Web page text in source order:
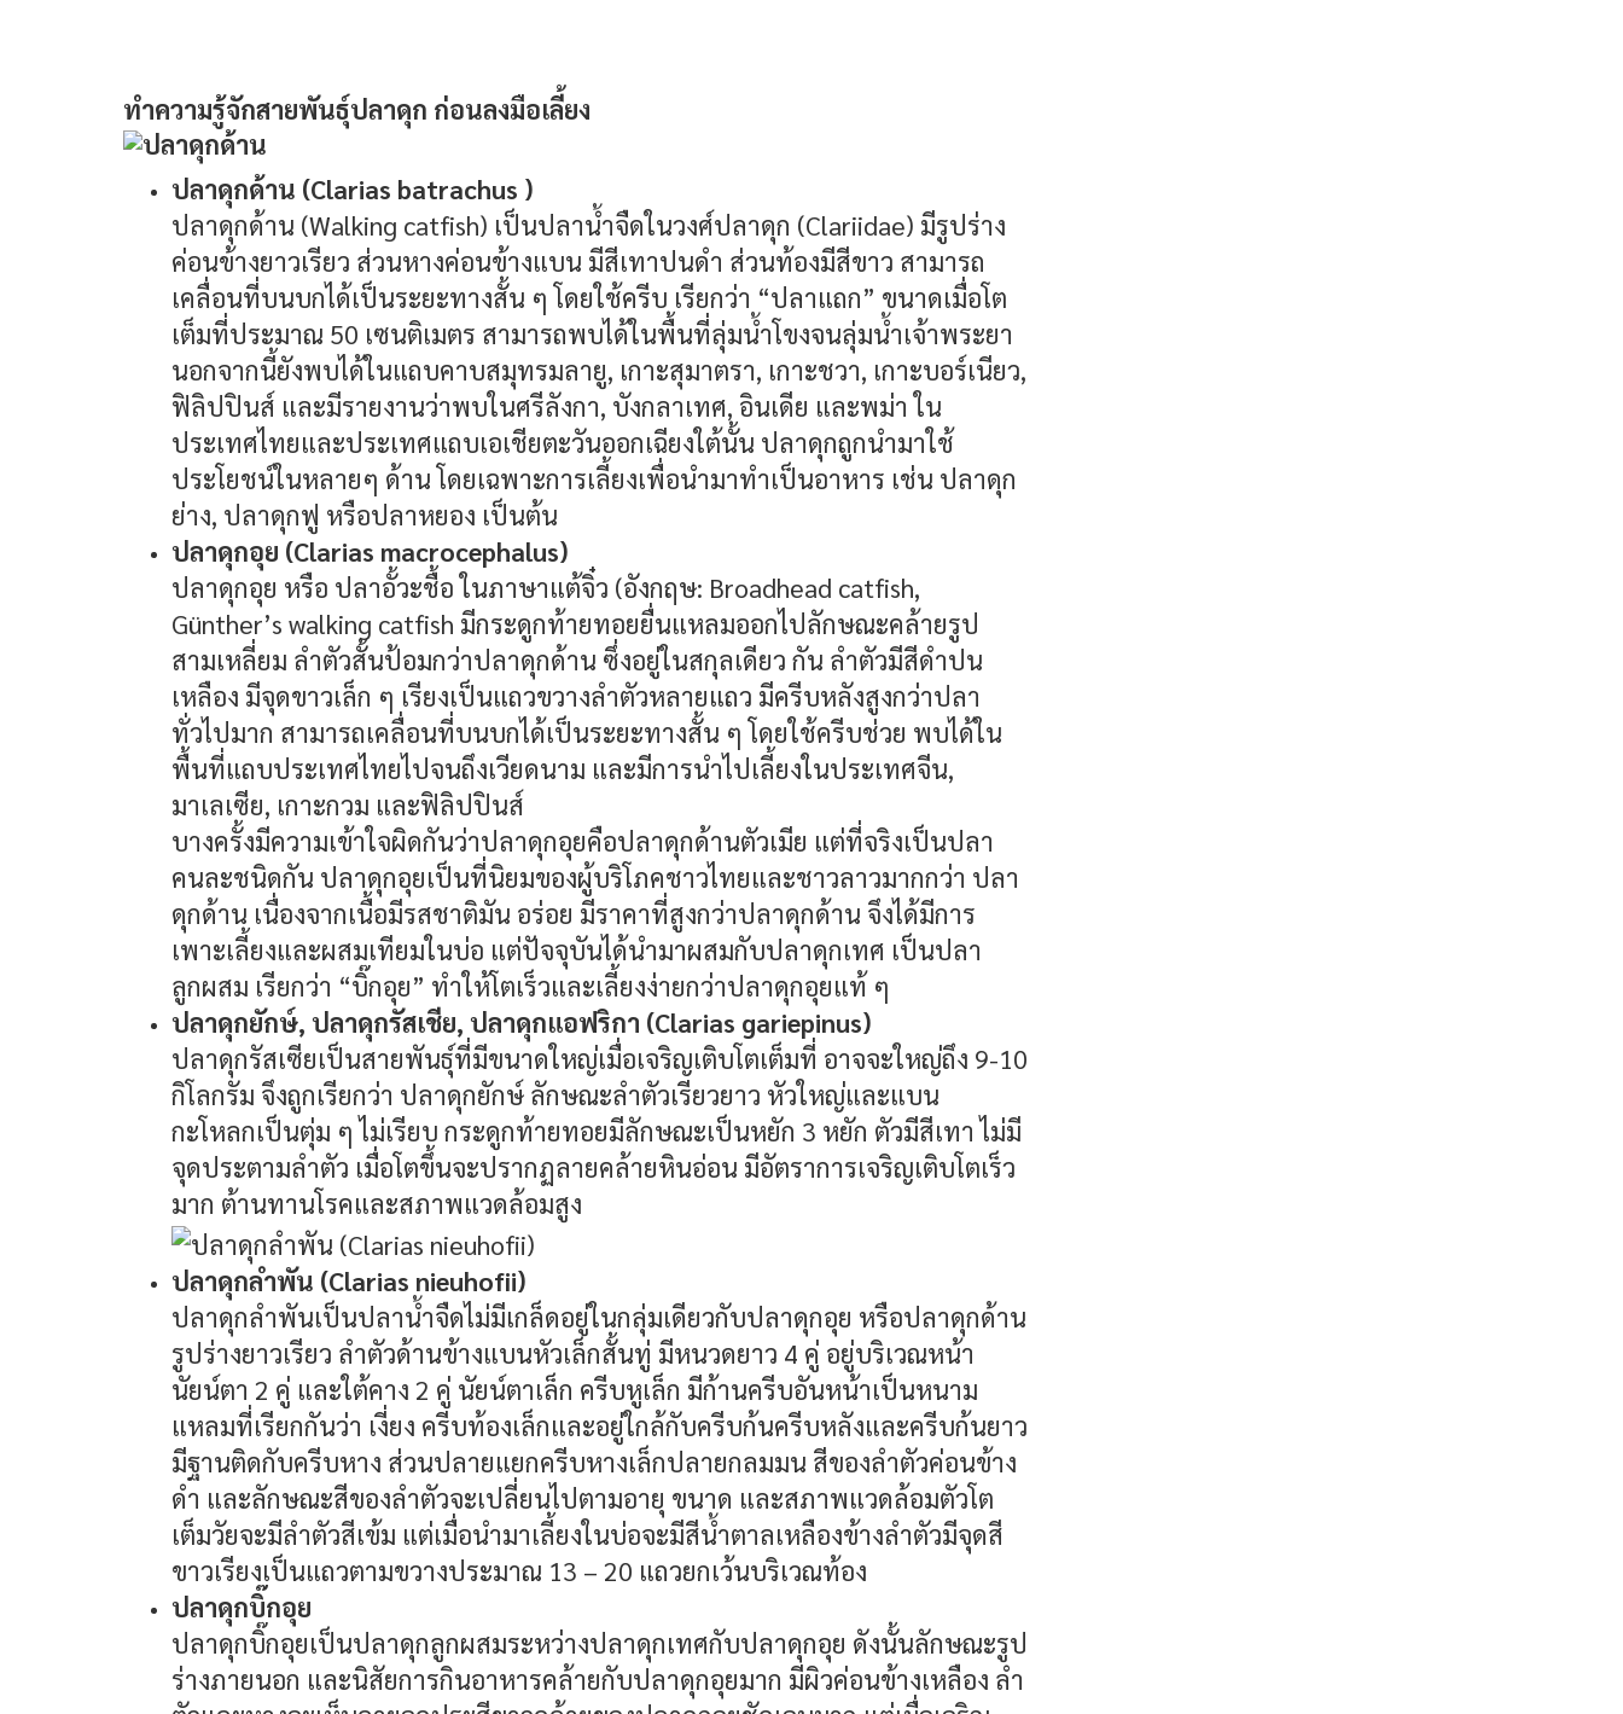
ทำความรู้จักสายพันธุ์ปลาดุก ก่อนลงมือเลี้ยง
ปลาดุกด้าน (Clarias batrachus )
ปลาดุกด้าน (Walking catfish) เป็นปลาน้ำจืดในวงศ์ปลาดุก (Clariidae) มีรูปร่าง
ค่อนข้างยาวเรียว ส่วนหางค่อนข้างแบน มีสีเทาปนดำ ส่วนท้องมีสีขาว สามารถ
เคลื่อนที่บนบกได้เป็นระยะทางสั้น ๆ โดยใช้ครีบ เรียกว่า “ปลาแถก” ขนาดเมื่อโต
เต็มที่ประมาณ 50 เซนติเมตร สามารถพบได้ในพื้นที่ลุ่มน้ำโขงจนลุ่มน้ำเจ้าพระยา
นอกจากนี้ยังพบได้ในแถบคาบสมุทรมลายู, เกาะสุมาตรา, เกาะชวา, เกาะบอร์เนียว,
ฟิลิปปินส์ และมีรายงานว่าพบในศรีลังกา, บังกลาเทศ, อินเดีย และพม่า ใน
ประเทศไทยและประเทศแถบเอเชียตะวันออกเฉียงใต้นั้น ปลาดุกถูกนำมาใช้
ประโยชน์ในหลายๆ ด้าน โดยเฉพาะการเลี้ยงเพื่อนำมาทำเป็นอาหาร เช่น ปลาดุก
ย่าง, ปลาดุกฟู หรือปลาหยอง เป็นต้น
ปลาดุกอุย (Clarias macrocephalus)
ปลาดุกอุย หรือ ปลาอั้วะชื้อ ในภาษาแต้จิ๋ว (อังกฤษ: Broadhead catfish,
Günther’s walking catfish มีกระดูกท้ายทอยยื่นแหลมออกไปลักษณะคล้ายรูป
สามเหลี่ยม ลำตัวสั้นป้อมกว่าปลาดุกด้าน ซึ่งอยู่ในสกุลเดียว กัน ลำตัวมีสีดำปน
เหลือง มีจุดขาวเล็ก ๆ เรียงเป็นแถวขวางลำตัวหลายแถว มีครีบหลังสูงกว่าปลา
ทั่วไปมาก สามารถเคลื่อนที่บนบกได้เป็นระยะทางสั้น ๆ โดยใช้ครีบช่วย พบได้ใน
พื้นที่แถบประเทศไทยไปจนถึงเวียดนาม และมีการนำไปเลี้ยงในประเทศจีน,
มาเลเซีย, เกาะกวม และฟิลิปปินส์
บางครั้งมีความเข้าใจผิดกันว่าปลาดุกอุยคือปลาดุกด้านตัวเมีย แต่ที่จริงเป็นปลา
คนละชนิดกัน ปลาดุกอุยเป็นที่นิยมของผู้บริโภคชาวไทยและชาวลาวมากกว่า ปลา
ดุกด้าน เนื่องจากเนื้อมีรสชาติมัน อร่อย มีราคาที่สูงกว่าปลาดุกด้าน จึงได้มีการ
เพาะเลี้ยงและผสมเทียมในบ่อ แต่ปัจจุบันได้นำมาผสมกับปลาดุกเทศ เป็นปลา
ลูกผสม เรียกว่า “บิ๊กอุย” ทำให้โตเร็วและเลี้ยงง่ายกว่าปลาดุกอุยแท้ ๆ
ปลาดุกยักษ์, ปลาดุกรัสเชีย, ปลาดุกแอฟริกา (Clarias gariepinus)
ปลาดุกรัสเซียเป็นสายพันธุ์ที่มีขนาดใหญ่เมื่อเจริญเติบโตเต็มที่ อาจจะใหญ่ถึง 9-10
กิโลกรัม จึงถูกเรียกว่า ปลาดุกยักษ์ ลักษณะลำตัวเรียวยาว หัวใหญ่และแบน
กะโหลกเป็นตุ่ม ๆ ไม่เรียบ กระดูกท้ายทอยมีลักษณะเป็นหยัก 3 หยัก ตัวมีสีเทา ไม่มี
จุดประตามลำตัว เมื่อโตขึ้นจะปรากฏลายคล้ายหินอ่อน มีอัตราการเจริญเติบโตเร็ว
มาก ต้านทานโรคและสภาพแวดล้อมสูง
ปลาดุกลำพัน (Clarias nieuhofii)
ปลาดุกลำพันเป็นปลาน้ำจืดไม่มีเกล็ดอยู่ในกลุ่มเดียวกับปลาดุกอุย หรือปลาดุกด้าน
รูปร่างยาวเรียว ลำตัวด้านข้างแบนหัวเล็กสั้นทู่ มีหนวดยาว 4 คู่ อยู่บริเวณหน้า
นัยน์ตา 2 คู่ และใต้คาง 2 คู่ นัยน์ตาเล็ก ครีบหูเล็ก มีก้านครีบอันหน้าเป็นหนาม
แหลมที่เรียกกันว่า เงี่ยง ครีบท้องเล็กและอยู่ใกล้กับครีบก้นครีบหลังและครีบก้นยาว
มีฐานติดกับครีบหาง ส่วนปลายแยกครีบหางเล็กปลายกลมมน สีของลำตัวค่อนข้าง
ดำ และลักษณะสีของลำตัวจะเปลี่ยนไปตามอายุ ขนาด และสภาพแวดล้อมตัวโต
เต็มวัยจะมีลำตัวสีเข้ม แต่เมื่อนำมาเลี้ยงในบ่อจะมีสีน้ำตาลเหลืองข้างลำตัวมีจุดสี
ขาวเรียงเป็นแถวตามขวางประมาณ 13 – 20 แถวยกเว้นบริเวณท้อง
ปลาดุกบิ๊กอุย
ปลาดุกบิ๊กอุยเป็นปลาดุกลูกผสมระหว่างปลาดุกเทศกับปลาดุกอุย ดังนั้นลักษณะรูป
ร่างภายนอก และนิสัยการกินอาหารคล้ายกับปลาดุกอุยมาก มีผิวค่อนข้างเหลือง ลำ